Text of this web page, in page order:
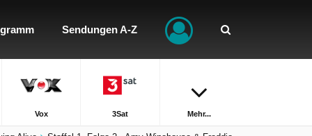
Sendungen A-Z
Vox 3Sat Mehr...